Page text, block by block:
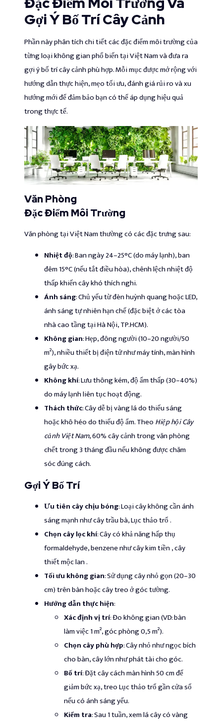
Gợi Ý Bố Trí Cây Cảnh
Phần này phân tích chi tiết các đặc điểm môi trường của
từng loại không gian phổ biến tại Việt Nam và đưa ra
gợi ý bố trí cây cảnh phù hợp. Mỗi mục được mở rộng với
hướng dẫn thực hiện, mẹo tối ưu, đánh giá rủi ro và xu
hướng mới để đảm bảo bạn có thể áp dụng hiệu quả
trong thực tế.
Văn Phòng
Đặc Điểm Môi Trường
Văn phòng tại Việt Nam thường có các đặc trưng sau:
Nhiệt độ: Ban ngày 24–25°C (do máy lạnh), ban
đêm 15°C (nếu tắt điều hòa), chênh lệch nhiệt độ
thấp khiến cây khó thích nghi.
Ánh sáng: Chủ yếu từ đèn huỳnh quang hoặc LED,
ánh sáng tự nhiên hạn chế (đặc biệt ở các tòa
nhà cao tầng tại Hà Nội, TP.HCM).
Không gian: Hẹp, đông người (10–20 người/50
m²), nhiều thiết bị điện tử như máy tính, màn hình
gây bức xạ.
Không khí: Lưu thông kém, độ ẩm thấp (30–40%)
do máy lạnh liên tục hoạt động.
Thách thức: Cây dễ bị vàng lá do thiếu sáng
hoặc khô héo do thiếu độ ẩm. Theo Hiệp hội Cây
cảnh Việt Nam, 60% cây cảnh trong văn phòng
chết trong 3 tháng đầu nếu không được chăm
sóc đúng cách.
Gợi Ý Bố Trí
Ưu tiên cây chịu bóng: Loại cây không cần ánh
sáng mạnh như cây trầu bà, Lục thảo trổ .
Chọn cây lọc khí: Cây có khả năng hấp thụ
formaldehyde, benzene như cây kim tiền , cây
thiết mộc lan .
Tối ưu không gian: Sử dụng cây nhỏ gọn (20–30
cm) trên bàn hoặc cây treo ở góc tường.
Hướng dẫn thực hiện:
Xác định vị trí: Đo không gian (VD: bàn
làm việc 1 m², góc phòng 0,5 m²).
Chọn cây phù hợp: Cây nhỏ như ngọc bích
cho bàn, cây lớn như phát tài cho góc.
Bố trí: Đặt cây cách màn hình 50 cm để
giảm bức xạ, treo Lục thảo trổ gần cửa sổ
nếu có ánh sáng yếu.
Kiểm tra: Sau 1 tuần, xem lá cây có vàng